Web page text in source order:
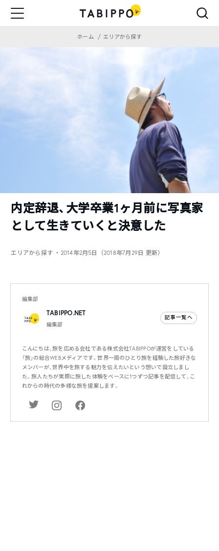
ホーム エリアから探す
内定辞退、大学卒業1ヶ月前に写真家
として生きていくと決意した
エリアから探す ・2014年2月5日（2018年7月29日 更新）
編集部
TABIPPO.NET
編集部
記事一覧へ
こんにちは、旅を広める会社である株式会社TABIPPOが運営をしている
「旅」の総合WEBメディアです。世界一周のひとり旅を経験した旅好きな
メンバーが、世界中を旅する魅力を伝えたいという想いで設立しまし
た。旅人たちが実際に旅した体験をベースに1つずつ記事を配信して、こ
れからの時代の多様な旅を提案します。